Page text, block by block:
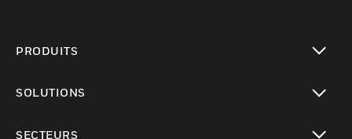
PRODUITS
SOLUTIONS
SECTEURS